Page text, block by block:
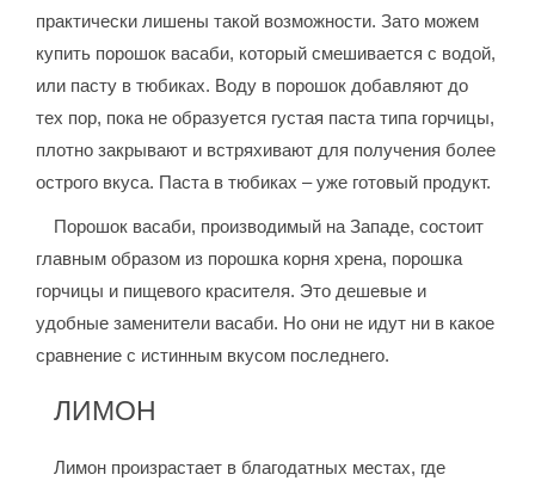
практически лишены такой возможности. Зато можем
купить порошок васаби, который смешивается с водой,
или пасту в тюбиках. Воду в порошок добавляют до
тех пор, пока не образуется густая паста типа горчицы,
плотно закрывают и встряхивают для получения более
острого вкуса. Паста в тюбиках – уже готовый продукт.
Порошок васаби, производимый на Западе, состоит
главным образом из порошка корня хрена, порошка
горчицы и пищевого красителя. Это дешевые и
удобные заменители васаби. Но они не идут ни в какое
сравнение с истинным вкусом последнего.
ЛИМОН
Лимон произрастает в благодатных местах, где